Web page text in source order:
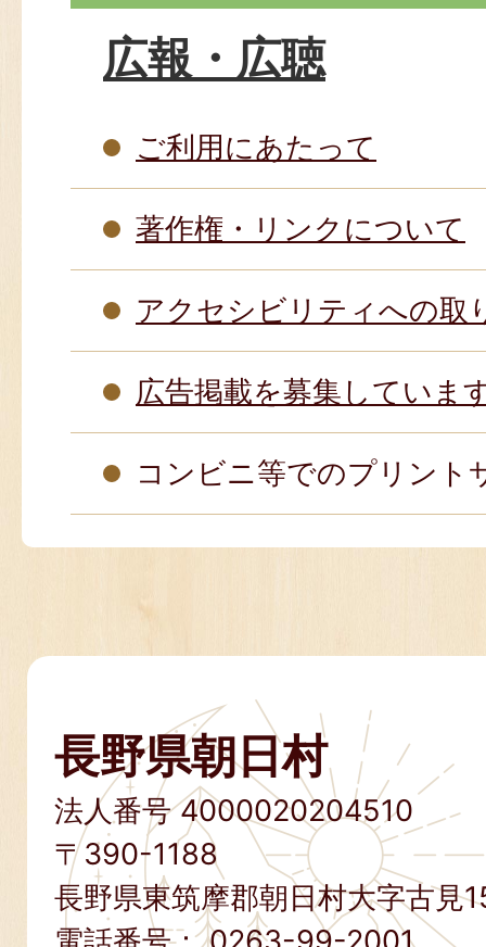
広報・広聴
ご利用にあたって
著作権・リンクについて
アクセシビリティへの取
広告掲載を募集していま
コンビニ等でのプリント
長野県朝日村
法人番号 4000020204510
〒390-1188
長野県東筑摩郡朝日村大字古見